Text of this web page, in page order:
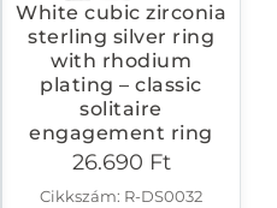
White cubic zirconia
sterling silver ring
with rhodium
plating – classic
solitaire
engagement ring
26.690 Ft
Cikkszám: R-DS0032